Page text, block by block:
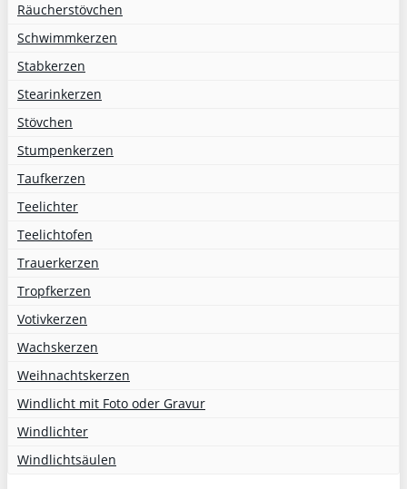
Räucherstövchen
Schwimmkerzen
Stabkerzen
Stearinkerzen
Stövchen
Stumpenkerzen
Taufkerzen
Teelichter
Teelichtofen
Trauerkerzen
Tropfkerzen
Votivkerzen
Wachskerzen
Weihnachtskerzen
Windlicht mit Foto oder Gravur
Windlichter
Windlichtsäulen